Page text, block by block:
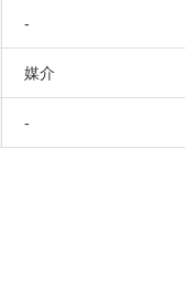
-
媒介
-